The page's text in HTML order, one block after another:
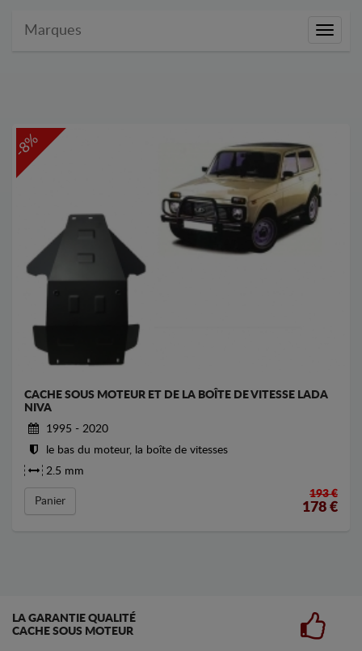
Marques
-8%
CACHE SOUS MOTEUR ET DE LA BOÎTE DE VITESSE LADA
NIVA
1995 - 2020
le bas du moteur, la boîte de vitesses
2.5 mm
Panier
193 €
178 €
LA GARANTIE QUALITÉ
CACHE SOUS MOTEUR